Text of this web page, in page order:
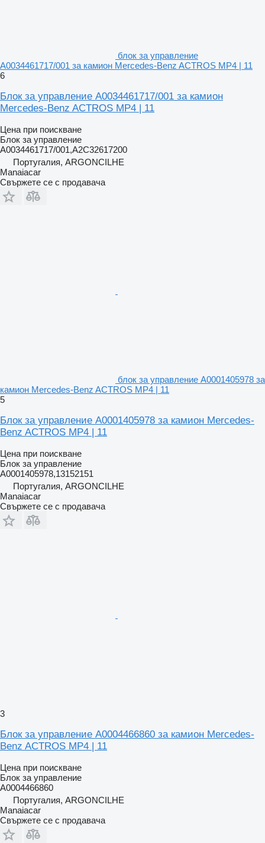
блок за управление
A0034461717/001 за камион Mercedes-Benz ACTROS MP4 | 11
6
Блок за управление A0034461717/001 за камион
Mercedes-Benz ACTROS MP4 | 11
Цена при поискване
Блок за управление
A0034461717/001,A2C32617200
Португалия, ARGONCILHE
Manaiacar
Свържете се с продавача
блок за управление A0001405978 за
камион Mercedes-Benz ACTROS MP4 | 11
5
Блок за управление A0001405978 за камион Mercedes-
Benz ACTROS MP4 | 11
Цена при поискване
Блок за управление
A0001405978,13152151
Португалия, ARGONCILHE
Manaiacar
Свържете се с продавача
3
Блок за управление A0004466860 за камион Mercedes-
Benz ACTROS MP4 | 11
Цена при поискване
Блок за управление
A0004466860
Португалия, ARGONCILHE
Manaiacar
Свържете се с продавача